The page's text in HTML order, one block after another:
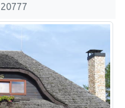
20777